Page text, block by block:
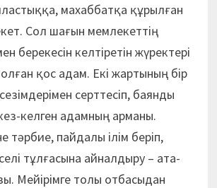
махаббатқа құрылған
Сол шағын мемлекеттің
берекесін келтіретін жүректері
қос адам. Екі жартының бір
серттесіп, баянды
келген адамның арманы.
тәрбие, пайдалы ілім беріп,
тұлғасына айналдыру – ата-
Мейірімге толы отбасыдан